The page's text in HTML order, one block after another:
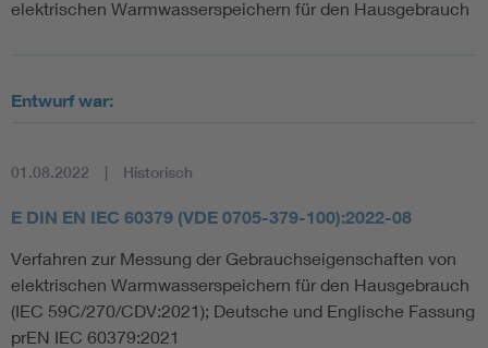
elektrischen Warmwasserspeichern für den Hausgebrauch
Entwurf war:
01.08.2022 Historisch
E DIN EN IEC 60379 (VDE 0705-379-100):2022-08
Verfahren zur Messung der Gebrauchseigenschaften von
elektrischen Warmwasserspeichern für den Hausgebrauch
(IEC 59C/270/CDV:2021); Deutsche und Englische Fassung
prEN IEC 60379:2021